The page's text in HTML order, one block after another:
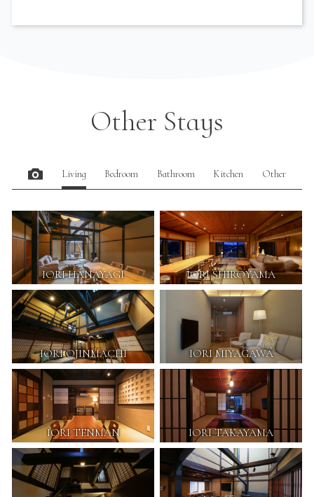
Other Stays
Living Bedroom Bathroom Kitchen Other
IORI HANAYAGI IORI SHIROYAMA
IORI OJINMACHI IORI MIYAGAWA
IORI TENMAN IORI TAKAYAMA